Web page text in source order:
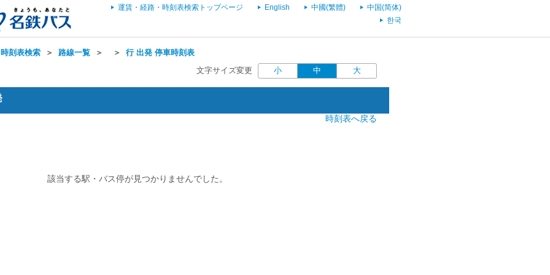
運賃・経路・時刻表検索トップページ English 中國(繁體)
中国(简体)
한국
刻表検索 ＞ 路線一覧 ＞ ＞ 行 出発 停車時刻表
文字サイズ変更 小 中 大
時刻表へ戻る
該当する駅・バス停が見つかりませんでした。